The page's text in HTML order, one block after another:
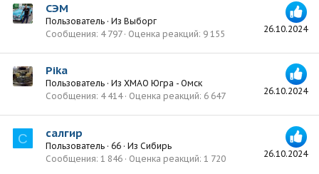
26.10.2024
СЭМ
Пользователь · Из Выборг
Сообщения 4 797 Оценка реакций 9 155
26.10.2024
Pika
Пользователь · Из ХМАО Югра - Омск
Сообщения 4 414 Оценка реакций 6 647
С
26.10.2024
салгир
Пользователь · 66 · Из Сибирь
Сообщения 1 846 Оценка реакций 1 720